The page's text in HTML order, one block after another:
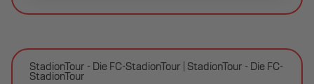
StadionTour - Die FC-StadionTour StadionTour - Die FC-
StadionTour